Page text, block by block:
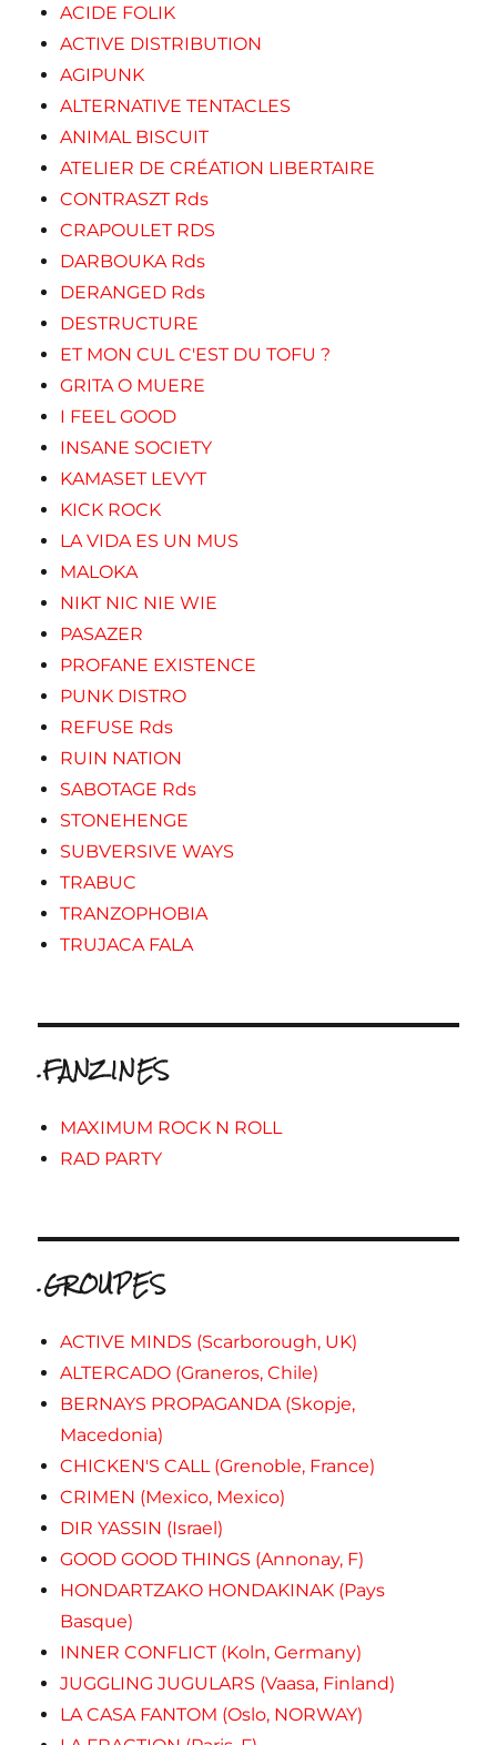
ACIDE FOLIK
ACTIVE DISTRIBUTION
AGIPUNK
ALTERNATIVE TENTACLES
ANIMAL BISCUIT
ATELIER DE CRÉATION LIBERTAIRE
CONTRASZT Rds
CRAPOULET RDS
DARBOUKA Rds
DERANGED Rds
DESTRUCTURE
ET MON CUL C'EST DU TOFU ?
GRITA O MUERE
I FEEL GOOD
INSANE SOCIETY
KAMASET LEVYT
KICK ROCK
LA VIDA ES UN MUS
MALOKA
NIKT NIC NIE WIE
PASAZER
PROFANE EXISTENCE
PUNK DISTRO
REFUSE Rds
RUIN NATION
SABOTAGE Rds
STONEHENGE
SUBVERSIVE WAYS
TRABUC
TRANZOPHOBIA
TRUJACA FALA
.FANZINES
MAXIMUM ROCK N ROLL
RAD PARTY
.GROUPES
ACTIVE MINDS (Scarborough, UK)
ALTERCADO (Graneros, Chile)
BERNAYS PROPAGANDA (Skopje,
Macedonia)
CHICKEN'S CALL (Grenoble, France)
CRIMEN (Mexico, Mexico)
DIR YASSIN (Israel)
GOOD GOOD THINGS (Annonay, F)
HONDARTZAKO HONDAKINAK (Pays
Basque)
INNER CONFLICT (Koln, Germany)
JUGGLING JUGULARS (Vaasa, Finland)
LA CASA FANTOM (Oslo, NORWAY)